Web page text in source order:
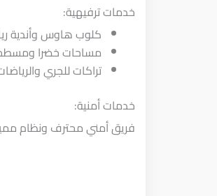
خدمات ترفيهية:
كلوب هاوس وأندية
مساحات خضرا
تراكات للجري
خدمات أمنية:
فريق أمني محترف ونظام